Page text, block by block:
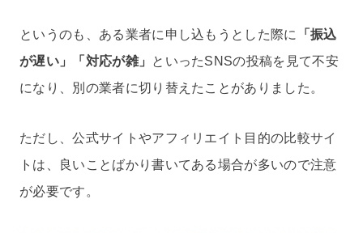
というのも、ある業者に申し込もうとした際に
「振込
が遅い」「対応が雑」
といったSNSの投稿を見て不安
になり、別の業者に切り替えたことがありました。
ただし、公式サイトやアフィリエイト目的の比較サイ
トは、良いことばかり書いてある場合が多いので注意
が必要です。